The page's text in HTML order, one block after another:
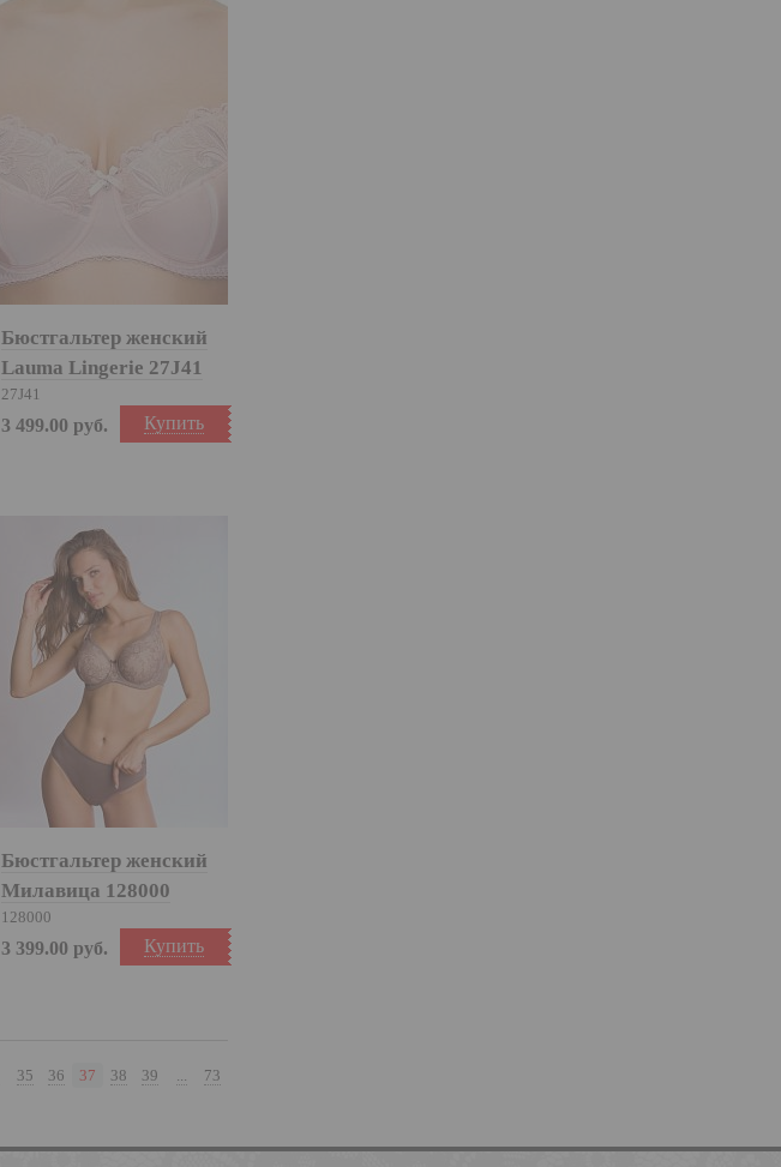
Бюстгальтер женский
Lauma Lingerie 27J41
27J41
Купить
3 499.00 руб.
Бюстгальтер женский
Милавица 128000
128000
Купить
3 399.00 руб.
35 36 37 38 39 ... 73